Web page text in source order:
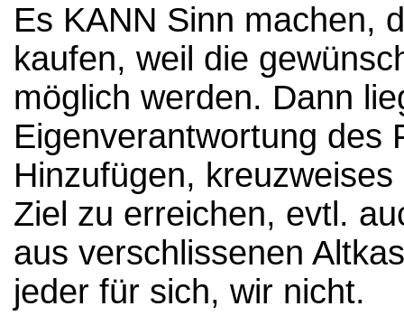
Es KANN Sinn machen,
kaufen, weil die
möglich werden. Dann
Eigenverantwortung des
Hinzufügen,
Ziel zu erreichen, evtl.
aus verschlissenen
jeder für sich, wir nicht.